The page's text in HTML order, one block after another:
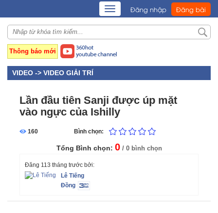
TOGGLE
NAVIGATION
Đăng nhập Đăng bài
Thông báo mới
VIDEO -> VIDEO GIẢI TRÍ
Lần đầu tiên Sanji được úp mặt
vào ngực của Ishilly
160 Bình chọn:
Tổng Bình chọn: 0 / 0 bình chọn
Đăng 113 tháng trước bởi:
Lê Tiếng
Đồng